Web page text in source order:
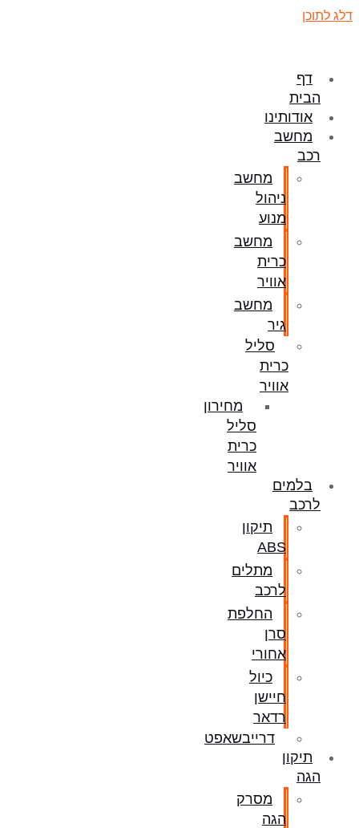
דלג לתוכן
דף
הבית
אודותינו
מחשב
רכב
מחשב
ניהול
מנוע
מחשב
כרית
אוויר
מחשב
גיר
סליל
כרית
אוויר
מחירון
סליל
כרית
אוויר
בלמים
לרכב
תיקון
ABS
מתלים
לרכב
החלפת
סרן
אחורי
כיול
חיישן
רדאר
דרייבשאפט
תיקון
הגה
מסרק
הגה